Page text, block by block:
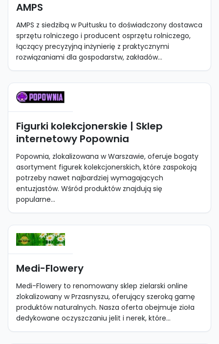
AMPS
AMPS z siedzibą w Pułtusku to doświadczony dostawca
sprzętu rolniczego i producent osprzętu rolniczego,
łączący precyzyjną inżynierię z praktycznymi
rozwiązaniami dla gospodarstw, zakładów...
Figurki kolekcjonerskie | Sklep
internetowy Popownia
Popownia, zlokalizowana w Warszawie, oferuje bogaty
asortyment figurek kolekcjonerskich, które zaspokoją
potrzeby nawet najbardziej wymagających
entuzjastów. Wśród produktów znajdują się
popularne...
Medi-Flowery
Medi-Flowery to renomowany sklep zielarski online
zlokalizowany w Przasnyszu, oferujący szeroką gamę
produktów naturalnych. Nasza oferta obejmuje zioła
dedykowane oczyszczaniu jelit i nerek, które...